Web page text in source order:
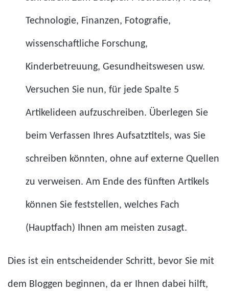
Technologie, Finanzen, Fotografie,
wissenschaftliche Forschung,
Kinderbetreuung, Gesundheitswesen usw.
Versuchen Sie nun, für jede Spalte 5
Artikelideen aufzuschreiben. Überlegen Sie
beim Verfassen Ihres Aufsatztitels, was Sie
schreiben könnten, ohne auf externe Quellen
zu verweisen. Am Ende des fünften Artikels
können Sie feststellen, welches Fach
(Hauptfach) Ihnen am meisten zusagt.
Dies ist ein entscheidender Schritt, bevor Sie mit
dem Bloggen beginnen, da er Ihnen dabei hilft,